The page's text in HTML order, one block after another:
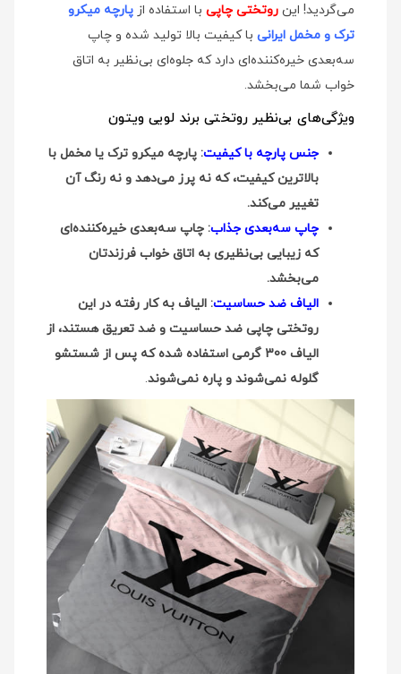
می‌گردید! این روتختی چاپی با استفاده از پارچه میکرو
ترک و مخمل ایرانی با کیفیت بالا تولید شده و چاپ
سه‌بعدی خیره‌کننده‌ای دارد که جلوه‌ای بی‌نظیر به اتاق
خواب شما می‌بخشد.
ویژگی‌های بی‌نظیر روتختی برند لویی ویتون
جنس پارچه با کیفیت: پارچه میکرو ترک یا مخمل با
بالاترین کیفیت، که نه پرز می‌دهد و نه رنگ آن
تغییر می‌کند.
چاپ سه‌بعدی جذاب: چاپ سه‌بعدی خیره‌کننده‌ای
که زیبایی بی‌نظیری به اتاق خواب فرزندتان
می‌بخشد.
الیاف ضد حساسیت: الیاف به کار رفته در این
روتختی چاپی ضد حساسیت و ضد تعریق هستند، از
الیاف 300 گرمی استفاده شده که پس از شستشو
گلوله نمی‌شوند و پاره نمی‌شوند.